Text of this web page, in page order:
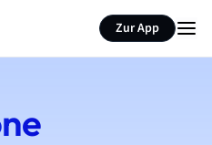
Zur App